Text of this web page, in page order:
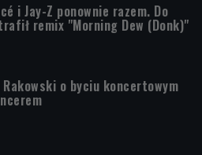
i Jay-Z ponownie razem. Do
remix "Morning Dew (Donk)"
Rakowski o byciu koncertowym